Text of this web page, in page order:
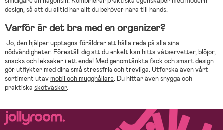
design, så att du alltid har allt du behöver nära till hands.
Varför är det bra med en organizer?
Jo, den hjälper upptagna föräldrar att hålla reda på alla sina
nödvändigheter. Föreställ dig att du enkelt kan hitta våtservetter, blöjor,
snacks och leksaker i ett enda! Med genomtänkta fack och smart design
gör utflykter med dina små stressfria och trevliga. Utforska även vårt
sortiment utavmobil och mugghållare. Du hittar även snygga och
praktiska skötväskor.